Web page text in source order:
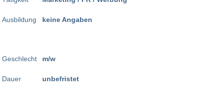
Ausbildung
Geschlecht
Dauer
keine Angaben
m/w
unbefristet